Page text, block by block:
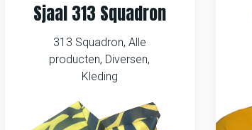
Sjaal 313 Squadron
313 Squadron, Alle
producten, Diversen,
Kleding